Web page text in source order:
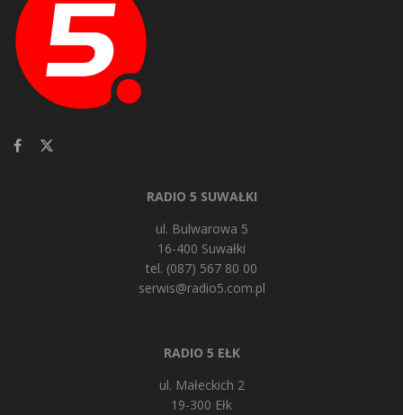
RADIO 5 SUWAŁKI
ul. Bulwarowa 5
16-400 Suwałki
tel. (087) 567 80 00
serwis@radio5.com.pl
RADIO 5 EŁK
ul. Małeckich 2
19-300 Ełk